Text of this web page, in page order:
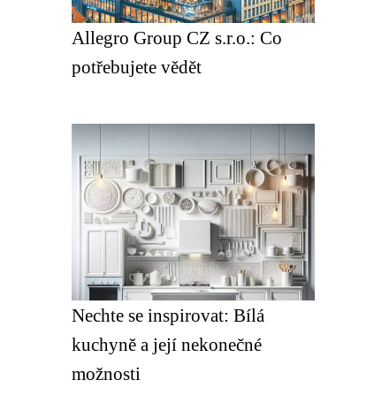
Allegro Group CZ s.r.o.: Co
potřebujete vědět
Nechte se inspirovat: Bílá
kuchyně a její nekonečné
možnosti